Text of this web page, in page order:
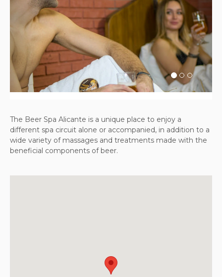
Previous Next
The Beer Spa Alicante is a unique place to enjoy a
different spa circuit alone or accompanied, in addition to a
wide variety of massages and treatments made with the
beneficial components of beer.